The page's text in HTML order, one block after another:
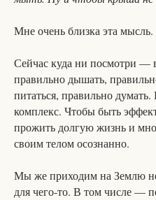
Мне очень близка эта мысль.
Сейчас куда ни посмотри —
правильно дышать,
питаться, правильно
комплекс. Чтобы быть
прожить долгую жизнь и
своим телом осознанно.
Мы же приходим на Землю
для чего-то. В том числе —